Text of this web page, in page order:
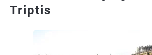
Triptis